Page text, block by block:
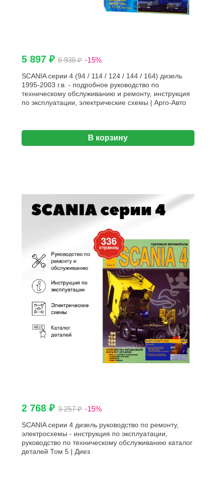
5 897 ₽ 6 938 ₽ -15%
SCANIA серии 4 (94 / 114 / 124 / 144 / 164) дизель
1995-2003 г.в. - подробное руководство по
техническому обслуживанию и ремонту, инструкция
по эксплуатации, электрические схемы | Арго-Авто
В корзину
2 768 ₽ 3 257 ₽ -15%
SCANIA серии 4 дизель руководство по ремонту,
электросхемы - инструкция по эксплуатации,
руководство по техническому обслуживанию каталог
деталей Том 5 | Диез